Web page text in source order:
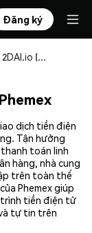
Đăng ký
Mua và lưu trữ 2DAI.io (2DAI) an toàn
dịch tiền điện
Tận hưởng
toán linh
hàng, nhà cung
trên toàn thế
Phemex giúp
trình tiền điện tử
tự tin trên